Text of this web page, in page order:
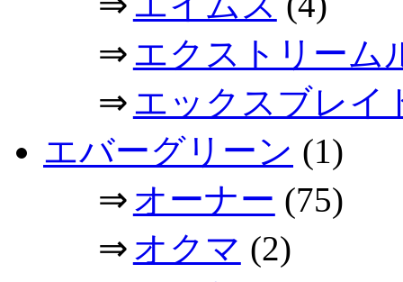
⇒ エクストリーム
⇒ エックスブレイ
エバーグリーン (1)
⇒ オーナー (75)
⇒ オクマ (2)